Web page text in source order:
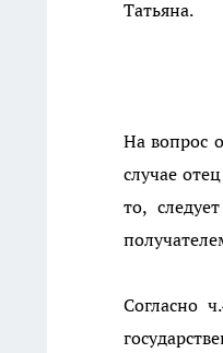
Татьяна.
На вопрос
случае
то,
Согласно